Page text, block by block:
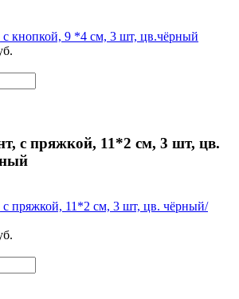
с пряжкой, 11*2 см, 3 шт, цв.